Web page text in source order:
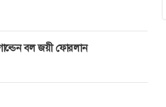
বল জয়ী ফোরলান